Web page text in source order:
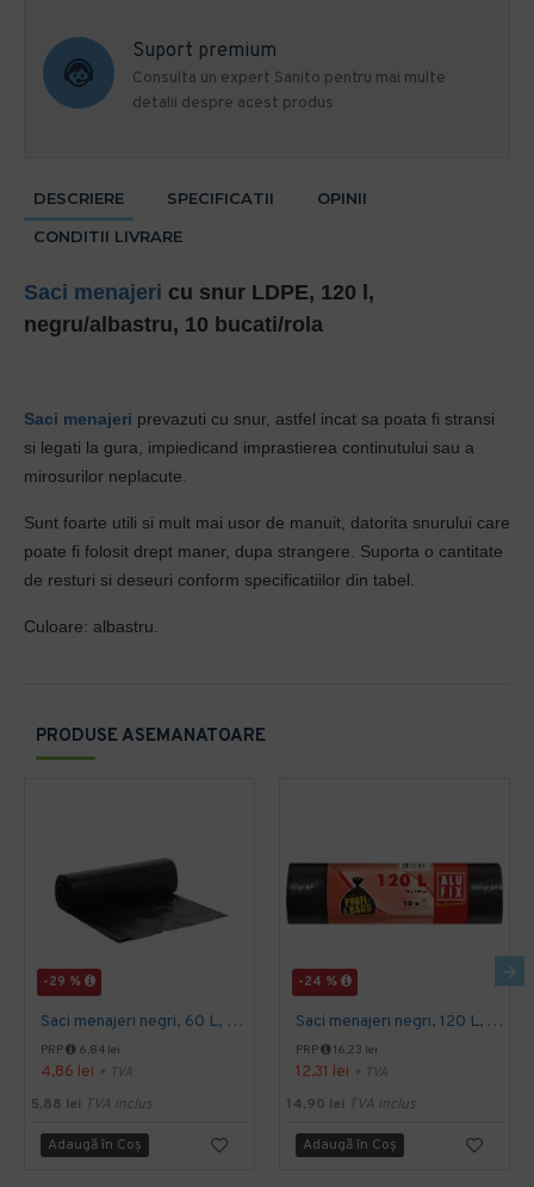
Suport premium
Consulta un expert Sanito pentru mai multe
detalii despre acest produs
PRODUSE ASEMANATOARE
-29 %
Saci menajeri negri, 60 L, 50 buc/rola
PRP 6,84 lei
4,86 lei + TVA
5,88 lei TVA inclus
Adaugă în Coş
-24 %
Saci menajeri negri, 120 L, Alufix, 10 buc/rola
PRP 16,23 lei
12,31 lei + TVA
14,90 lei TVA inclus
Adaugă în Coş
DESCRIERE SPECIFICATII
OPINII
CONDITII LIVRARE
Saci menajeri cu snur LDPE, 120 l,
negru/albastru, 10 bucati/rola
Saci menajeri prevazuti cu snur, astfel incat sa poata fi stransi
si legati la gura, impiedicand imprastierea continutului sau a
mirosurilor neplacute.
Sunt foarte utili si mult mai usor de manuit, datorita snurului care
poate fi folosit drept maner, dupa strangere. Suporta o cantitate
de resturi si deseuri conform specificatiilor din tabel.
Culoare: albastru.